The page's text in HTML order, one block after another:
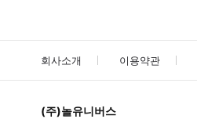
회사소개 이용약관
(주)놀유니버스